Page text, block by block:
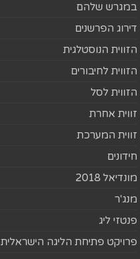
במגרש שלהם
דירוג הפרשנים
הזווית הנוסטלגית
הזווית לחיבורים
הזווית לסל
זווית אחרת
זווית המערכת
חידונים
מונדיאל 2018
מנג'ר
פנטזי ליג
פרויקט פתיחת הליגה הישראלית